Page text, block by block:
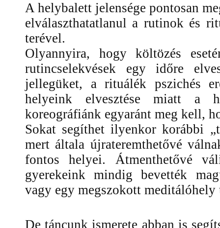
A helybalett jelensége pontosan
elválaszthatatlanul a rutinok és
terével.
Olyannyira, hogy költözés
rutincselekvések egy időre
jellegüket, a rituálék pszichés
helyeink elvesztése miatt a
koreográfiánk egyaránt meg kell,
Sokat segíthet ilyenkor korábbi
mert általa újrateremthetővé
fontos helyei. Átmenthetővé
gyerekeink mindig bevették
vagy egy megszokott
De táncunk ismerete abban is